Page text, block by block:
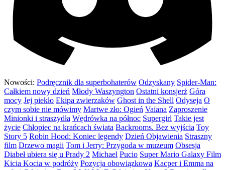
Nowości: Podręcznik dla superbohaterów Odzyskany Spider-Man:
Całkiem nowy dzień Młody Waszyngton Ostatni konsjerż Góra
mocy Jej piekło Ekipa zwierzaków Ghost in the Shell Odyseja O
czym sobie nie mówimy Martwe zło: Ogień Vaiana Zaproszenie
Minionki i straszydła Wędrówka na północ Supergirl Takie jest
życie Chłopiec na krańcach świata Backrooms. Bez wyjścia Toy
Story 5 Robin Hood: Koniec legendy Dzień Objawienia Straszny
film Drzewo magii Tom i Jerry: Przygoda w muzeum Obsesja
Diabeł ubiera się u Prady 2 Michael Pucio Super Mario Galaxy Film
Kicia Kocia w podróży Pozycja obowiązkowa Kacper i Emma na